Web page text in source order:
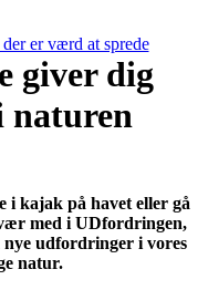
er værd at sprede
giver dig
i kajak på havet eller gå
med i UDfordringen,
nye udfordringer i vores
natur.